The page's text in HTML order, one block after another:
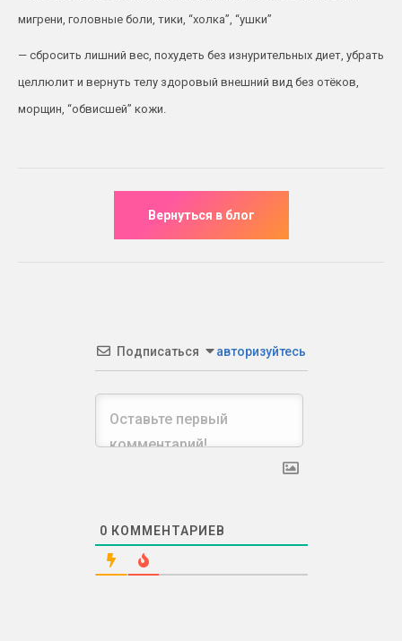
мигрени, головные боли, тики, “холка”, “ушки”
— сбросить лишний вес, похудеть без изнурительных диет, убрать
целлюлит и вернуть телу здоровый внешний вид без отёков,
морщин, “обвисшей” кожи.
Подписаться авторизуйтесь
0 КОММЕНТАРИЕВ